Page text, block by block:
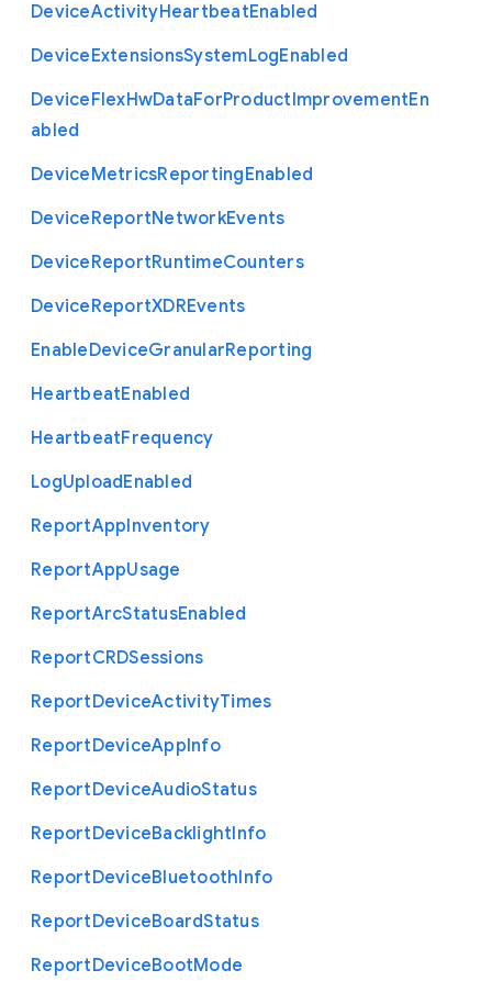
DeviceActivityHeartbeatEnabled
DeviceExtensionsSystemLogEnabled
DeviceFlexHwDataForProductImprovementEn
abled
DeviceMetricsReportingEnabled
DeviceReportNetworkEvents
DeviceReportRuntimeCounters
DeviceReportXDREvents
EnableDeviceGranularReporting
HeartbeatEnabled
HeartbeatFrequency
LogUploadEnabled
ReportAppInventory
ReportAppUsage
ReportArcStatusEnabled
ReportCRDSessions
ReportDeviceActivityTimes
ReportDeviceAppInfo
ReportDeviceAudioStatus
ReportDeviceBacklightInfo
ReportDeviceBluetoothInfo
ReportDeviceBoardStatus
ReportDeviceBootMode